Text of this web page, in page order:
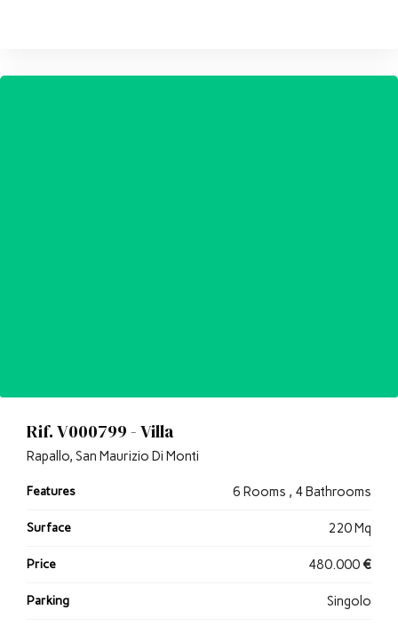
Rif. V000799 - Villa
Rapallo, San Maurizio Di Monti
Features 6 Rooms , 4 Bathrooms
Surface 220 Mq
Price 480.000 €
Parking Singolo